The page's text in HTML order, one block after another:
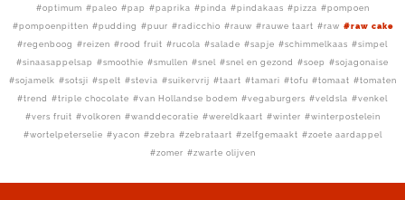
optimum
paleo pap paprika pinda pindakaas pizza
pompoen
pompoenpitten
pudding puur radicchio rauw rauwe taart raw
raw cake
regenboog
reizen rood fruit rucola salade sapje schimmelkaas
simpel
sinaasappelsap
smoothie smullen snel snel en gezond soep
sojagonaise
sojamelk
sotsji spelt stevia suikervrij taart tamari tofu tomaat
tomaten
trend
triple chocolate van Hollandse bodem vegaburgers veldsla
venkel
vers fruit
volkoren wanddecoratie wereldkaart winter
winterpostelein
wortelpeterselie
yacon zebra zebrataart zelfgemaakt
zoete aardappel
zomer
zwarte olijven